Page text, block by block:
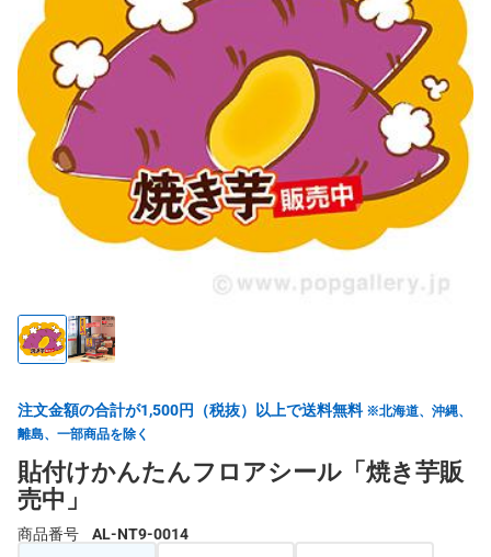
注文金額の合計が1,500円（税抜）以上で送料無料 ※北海道、沖縄、
離島、一部商品を除く
貼付けかんたんフロアシール「焼き芋販
売中」
商品番号 AL-NT9-0014